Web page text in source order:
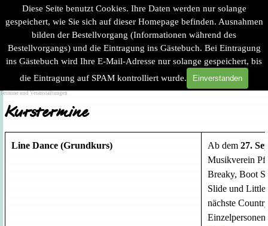
Diese Seite benutzt Cookies. Ihre Daten werden nur solange
gespeichert, wie Sie sich auf dieser Homepage befinden. Ausnahmen
bilden der Bestellvorgang (Informationen während des
Bestellvorgangs) und die Eintragung ins Gästebuch. Bei Eintragung
ins Gästebuch wird Ihre E-Mail-Adresse nur solange gespeichert, bis
die Eintragung auf SPAM kontrolliert wurde.
Einverstanden
Direkt zum Seiteninhalt
Menü überspringen
Suchen
Termine und Veranstaltungen
Kurstermine
Line Dance (Grundkurs) Ab dem 27.
Musikverein
Breaky, Boot
Slide und
nächste